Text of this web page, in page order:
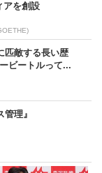
アを創設
匹敵する長い歴
ビートルって...
理』